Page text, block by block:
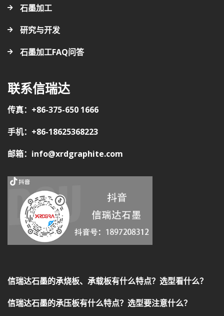
石墨加工
研究与开发
石墨加工FAQ问答
联系信瑞达
传真：+86-375-650 1666
手机：+86-18625368223
邮箱：info@xrdgraphite.com
信瑞达石墨的承烧板、承载板有什么特点？选型看什么？
信瑞达石墨的承压板有什么特点？选型要注意什么？